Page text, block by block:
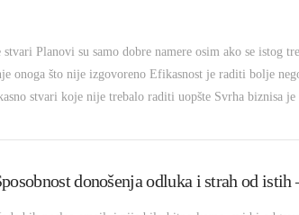
Planovi su samo dobre namere osim ako se istog
što nije izgovoreno Efikasnost je raditi bolje
stvari koje nije trebalo raditi uopšte Svrha biznisa
donošenja odluka i strah od